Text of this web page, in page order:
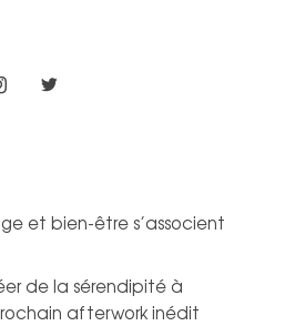
et bien-être s’associent
de la sérendipité à
afterwork inédit